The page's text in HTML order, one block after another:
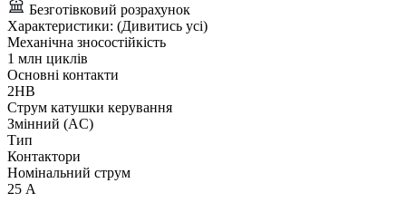
Безготівковий розрахунок
Характеристики: (Дивитись усі)
Механічна зносостійкість
1 млн циклів
Основні контакти
2НВ
Струм катушки керування
Змінний (AC)
Тип
Контактори
Номінальний струм
25 А